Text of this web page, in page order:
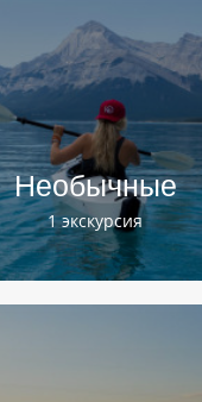
Необычные
1 экскурсия